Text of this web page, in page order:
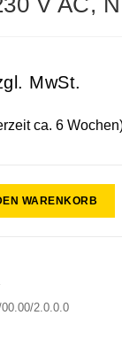
MwSt.
ca. 6
WARENKORB
2.0.0.0